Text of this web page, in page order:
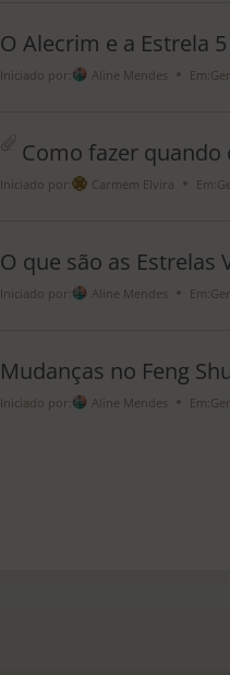
O Alecrim e a Estrela
Iniciado por: Aline Mendes Em:
Como fazer
Iniciado por: Carmem Elvira Em:
O que são as Estrelas
Iniciado por: Aline Mendes Em:
Mudanças no Feng
Iniciado por: Aline Mendes Em: